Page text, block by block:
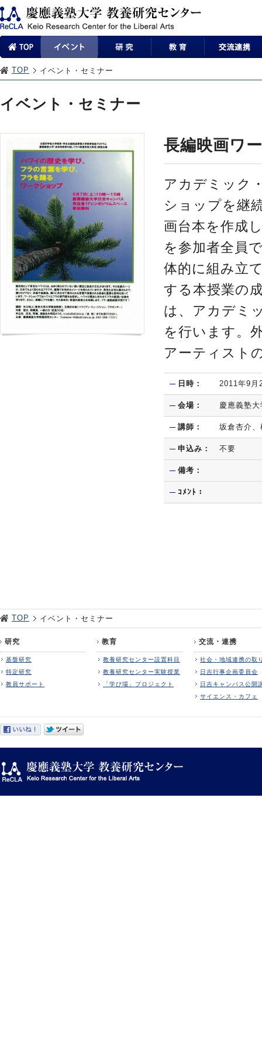
TOP イベント・セミナー
イベント・セミナー
長編映画ワ
アカデミック
ショップを継
画台本を作成
を参加者全員
体的に組み立
する本授業の
は、アカデミ
を行います。
アーティスト
日時： 2011年9月
会場： 慶應義塾
講師： 坂倉杏介
申込み： 不要
備考：
ｺﾒﾝﾄ：
TOP イベント・セミナー
研究
基盤研究
特定研究
教員サポート
教育
教養研究センター設置科目
教養研究センター実験授業
「学び場」プロジェクト
交流・連携
社会・地域連携の取
日吉行事企画委員会
日吉キャンパス公開
サイエンス・カフェ